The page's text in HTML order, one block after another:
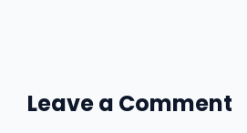
Leave a Comment